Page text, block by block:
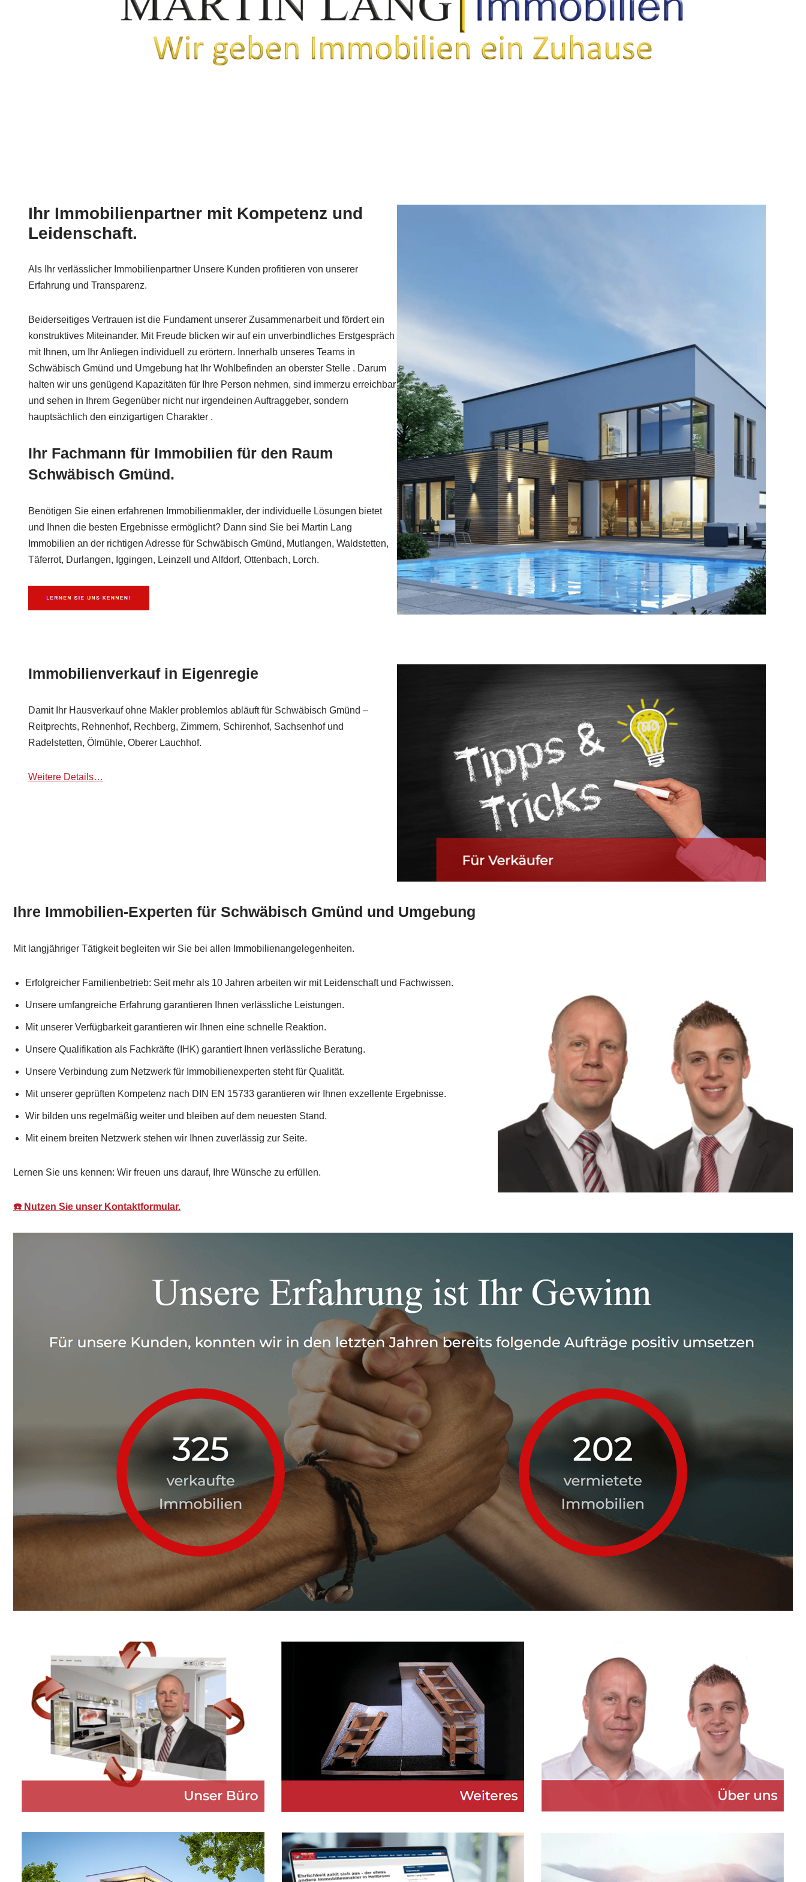
Ihr Immobilienpartner mit Kompetenz und
Leidenschaft.
Als Ihr verlässlicher Immobilienpartner Unsere Kunden profitieren von unserer
Erfahrung und Transparenz.
Beiderseitiges Vertrauen ist die Fundament unserer Zusammenarbeit und fördert ein
konstruktives Miteinander. Mit Freude blicken wir auf ein unverbindliches Erstgespräch
mit Ihnen, um Ihr Anliegen individuell zu erörtern. Innerhalb unseres Teams in
Schwäbisch Gmünd und Umgebung hat Ihr Wohlbefinden an oberster Stelle . Darum
halten wir uns genügend Kapazitäten für Ihre Person nehmen, sind immerzu erreichbar
und sehen in Ihrem Gegenüber nicht nur irgendeinen Auftraggeber, sondern
hauptsächlich den einzigartigen Charakter .
Ihr Fachmann für Immobilien für den Raum
Schwäbisch Gmünd.
Benötigen Sie einen erfahrenen Immobilienmakler, der individuelle Lösungen bietet
und Ihnen die besten Ergebnisse ermöglicht? Dann sind Sie bei Martin Lang
Immobilien an der richtigen Adresse für Schwäbisch Gmünd, Mutlangen, Waldstetten,
Täferrot, Durlangen, Iggingen, Leinzell und Alfdorf, Ottenbach, Lorch.
Immobilienverkauf in Eigenregie
Damit Ihr Hausverkauf ohne Makler problemlos abläuft für Schwäbisch Gmünd –
Reitprechts, Rehnenhof, Rechberg, Zimmern, Schirenhof, Sachsenhof und
Radelstetten, Ölmühle, Oberer Lauchhof.
Weitere Details…
Ihre Immobilien-Experten für Schwäbisch Gmünd und Umgebung
Mit langjähriger Tätigkeit begleiten wir Sie bei allen Immobilienangelegenheiten.
Erfolgreicher Familienbetrieb: Seit mehr als 10 Jahren arbeiten wir mit Leidenschaft und Fachwissen.
Unsere umfangreiche Erfahrung garantieren Ihnen verlässliche Leistungen.
Mit unserer Verfügbarkeit garantieren wir Ihnen eine schnelle Reaktion.
Unsere Qualifikation als Fachkräfte (IHK) garantiert Ihnen verlässliche Beratung.
Unsere Verbindung zum Netzwerk für Immobilienexperten steht für Qualität.
Mit unserer geprüften Kompetenz nach DIN EN 15733 garantieren wir Ihnen exzellente Ergebnisse.
Wir bilden uns regelmäßig weiter und bleiben auf dem neuesten Stand.
Mit einem breiten Netzwerk stehen wir Ihnen zuverlässig zur Seite.
Lernen Sie uns kennen: Wir freuen uns darauf, Ihre Wünsche zu erfüllen.
☎️ Nutzen Sie unser Kontaktformular.